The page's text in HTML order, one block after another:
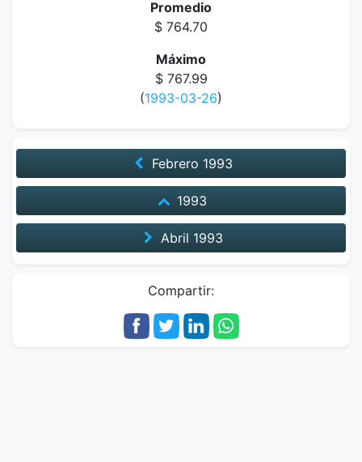
Promedio
$ 764.70
Máximo
$ 767.99
(1993-03-26)
Febrero 1993
1993
Abril 1993
Compartir: